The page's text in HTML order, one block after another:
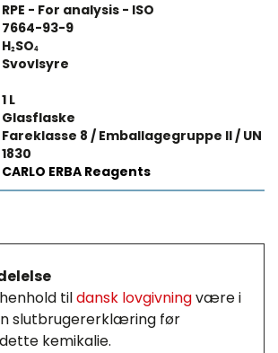
RPE - For analysis - ISO
7664-93-9
H₂SO₄
Svovlsyre
1 L
Glasflaske
Fareklasse 8 / Emballagegruppe II / UN
1830
CARLO ERBA Reagents
tildansk lovgivningvære i
slutbrugererklæring før
kemikalie.